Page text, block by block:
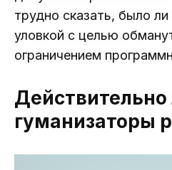
трудно сказать, было
уловкой с целью
ограничением
Действительно
гуманизаторы